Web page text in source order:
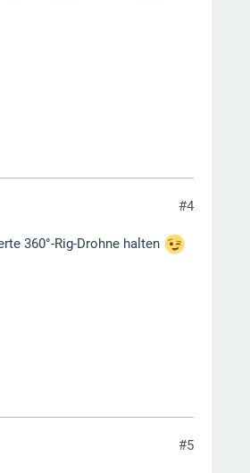
#4
360°-Rig-Drohne halten
#5